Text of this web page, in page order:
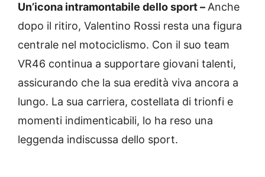
Un’icona intramontabile dello sport – Anche
dopo il ritiro, Valentino Rossi resta una figura
centrale nel motociclismo. Con il suo team
VR46 continua a supportare giovani talenti,
assicurando che la sua eredità viva ancora a
lungo. La sua carriera, costellata di trionfi e
momenti indimenticabili, lo ha reso una
leggenda indiscussa dello sport.